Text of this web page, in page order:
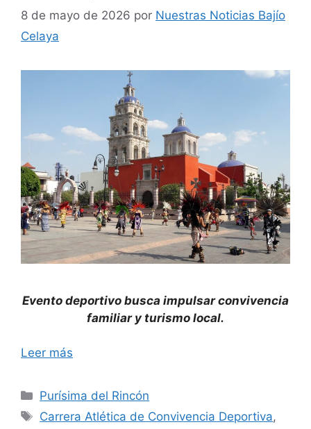
8 de mayo de 2026 por Nuestras Noticias Bajío
Celaya
Evento deportivo busca impulsar convivencia
familiar y turismo local.
Leer más
Categorías
Purísima del Rincón
Etiquetas
Carrera Atlética de Convivencia Deportiva,